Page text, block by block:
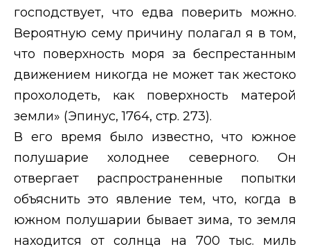
господствует, что едва поверить можно.
Вероятную сему причину полагал я в том,
что поверхность моря за беспрестанным
движением никогда не может так жестоко
прохолодеть, как поверхность матерой
земли» (Эпинус, 1764, стр. 273).
В его время было известно, что южное
полушарие холоднее северного. Он
отвергает распространенные попытки
объяснить это явление тем, что, когда в
южном полушарии бывает зима, то земля
находится от солнца на 700 тыс. миль